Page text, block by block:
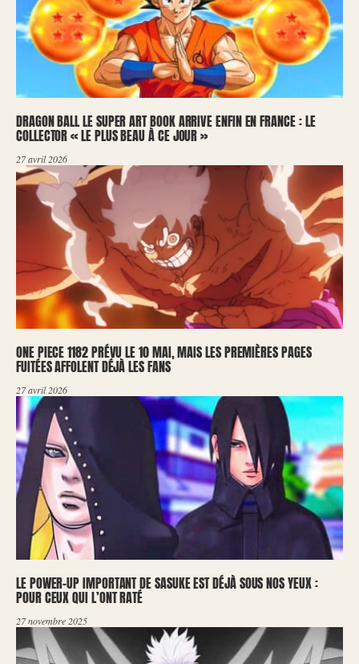
DRAGON BALL LE SUPER ART BOOK ARRIVE ENFIN EN FRANCE : LE
COLLECTOR « LE PLUS BEAU À CE JOUR »
27 avril 2026
ONE PIECE 1182 PRÉVU LE 10 MAI, MAIS LES PREMIÈRES PAGES
FUITÉES AFFOLENT DÉJÀ LES FANS
27 avril 2026
LE POWER-UP IMPORTANT DE SASUKE EST DÉJÀ SOUS NOS YEUX :
POUR CEUX QUI L’ONT RATÉ
27 novembre 2025